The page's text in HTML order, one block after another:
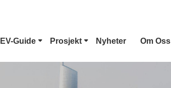
EV-Guide Prosjekt Nyheter Om Oss